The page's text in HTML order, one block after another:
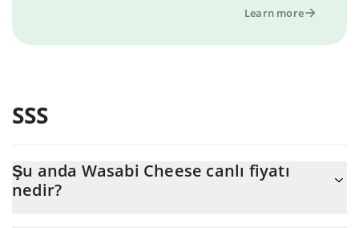
Learn more
SSS
Şu anda Wasabi Cheese canlı fiyatı
nedir?